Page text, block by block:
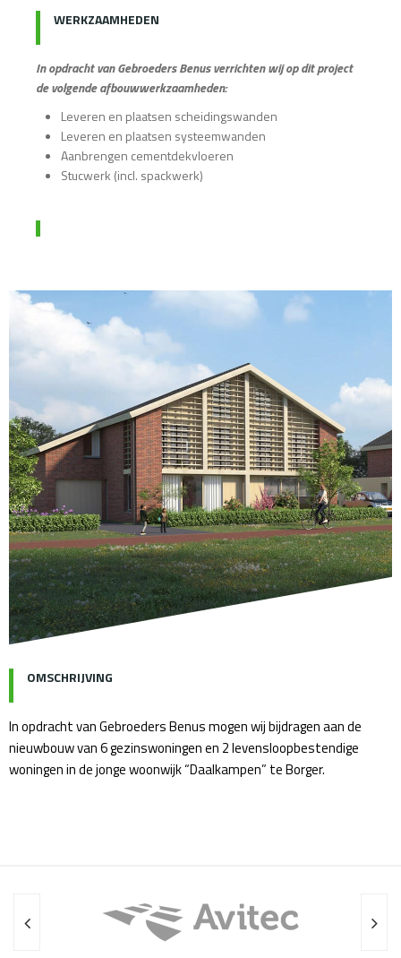
WERKZAAMHEDEN
In opdracht van Gebroeders Benus verrichten wij op dit project
de volgende afbouwwerkzaamheden:
Leveren en plaatsen scheidingswanden
Leveren en plaatsen systeemwanden
Aanbrengen cementdekvloeren
Stucwerk (incl. spackwerk)
OMSCHRIJVING
In opdracht van Gebroeders Benus mogen wij bijdragen aan de
nieuwbouw van 6 gezinswoningen en 2 levensloopbestendige
woningen in de jonge woonwijk “Daalkampen” te Borger.